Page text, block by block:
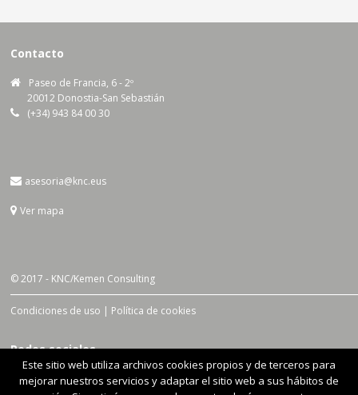
Contacto
Paseo de Francia, 6 - 2º
20012 Donostia-San Sebastián
(+34) 943 84 00 30
asesoria@knc.eus
Ver mapa
© 2017 - KNC/Kemen Consulting
Condiciones de uso | Política de cookies
Redes sociales
Este sitio web utiliza archivos cookies propios y de terceros para
mejorar nuestros servicios y adaptar el sitio web a sus hábitos de